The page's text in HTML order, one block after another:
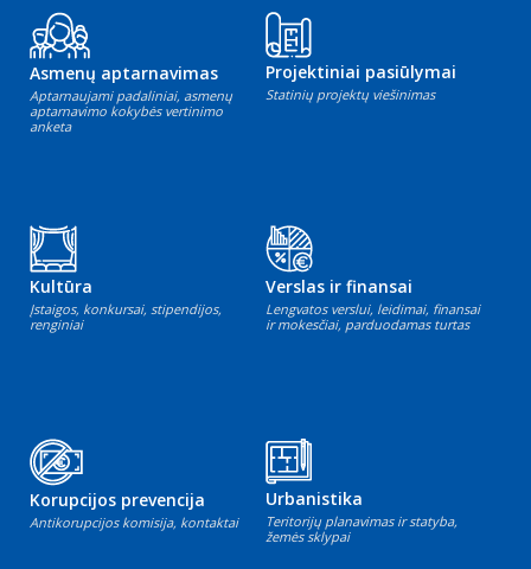
Asmenų aptarnavimas
Aptarnaujami padaliniai, asmenų
aptarnavimo kokybės vertinimo
anketa
Projektiniai pasiūlymai
Statinių projektų viešinimas
Kultūra
Įstaigos, konkursai, stipendijos,
renginiai
Verslas ir finansai
Lengvatos verslui, leidimai, finansai
ir mokesčiai, parduodamas turtas
Korupcijos prevencija
Antikorupcijos komisija, kontaktai
Urbanistika
Teritorijų planavimas ir statyba,
žemės sklypai